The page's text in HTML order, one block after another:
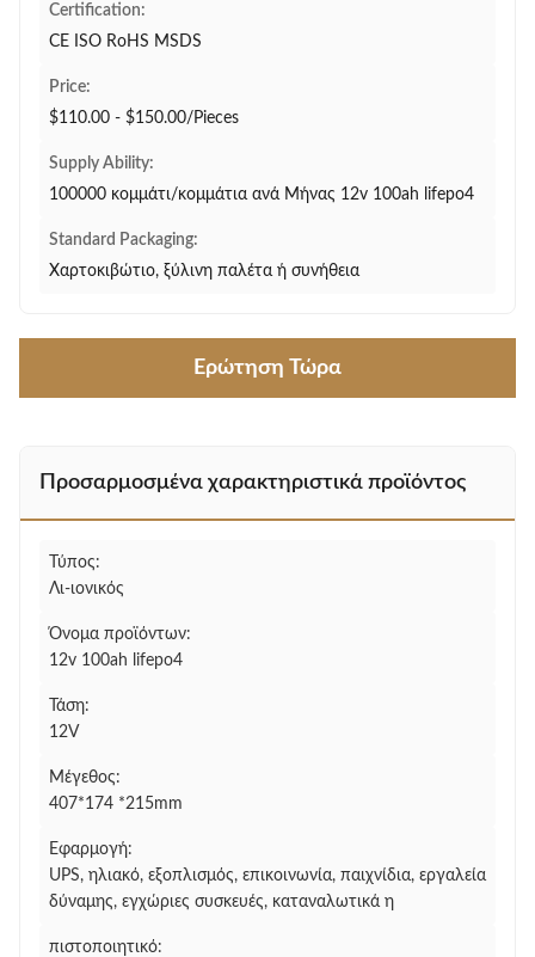
Certification:
CE ISO RoHS MSDS
Price:
$110.00 - $150.00/Pieces
Supply Ability:
100000 κομμάτι/κομμάτια ανά Μήνας 12v 100ah lifepo4
Standard Packaging:
Χαρτοκιβώτιο, ξύλινη παλέτα ή συνήθεια
Ερώτηση Τώρα
Προσαρμοσμένα χαρακτηριστικά προϊόντος
Τύπος:
Λι-ιονικός
Όνομα προϊόντων:
12v 100ah lifepo4
Τάση:
12V
Μέγεθος:
407*174 *215mm
Εφαρμογή:
UPS, ηλιακό, εξοπλισμός, επικοινωνία, παιχνίδια, εργαλεία
δύναμης, εγχώριες συσκευές, καταναλωτικά η
πιστοποιητικό: